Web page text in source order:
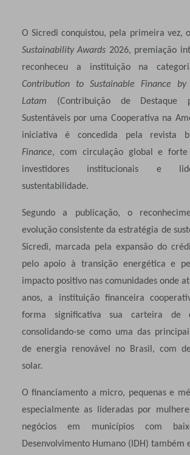
O Sicredi conquistou, pela primeira vez, o
Sustainability Awards 2026, premiação
reconheceu a instituição na
Contribution to Sustainable Finance by
Latam (Contribuição de Destaque
Sustentáveis por uma Cooperativa na
iniciativa é concedida pela revista
Finance, com circulação global e forte
investidores institucionais e
sustentabilidade.
Segundo a publicação, o
evolução consistente da estratégia de
Sicredi, marcada pela expansão do
pelo apoio à transição energética e
impacto positivo nas comunidades onde
anos, a instituição financeira
forma significativa sua carteira de
consolidando-se como uma das
de energia renovável no Brasil, com
solar.
O financiamento a micro, pequenas e
especialmente as lideradas por
negócios em municípios com
Desenvolvimento Humano (IDH) também